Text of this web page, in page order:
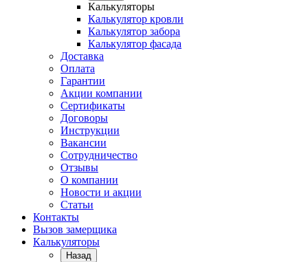
Калькуляторы
Калькулятор кровли
Калькулятор забора
Калькулятор фасада
Доставка
Оплата
Гарантии
Акции компании
Сертификаты
Договоры
Инструкции
Вакансии
Сотрудничество
Отзывы
О компании
Новости и акции
Статьи
Контакты
Вызов замерщика
Калькуляторы
Назад